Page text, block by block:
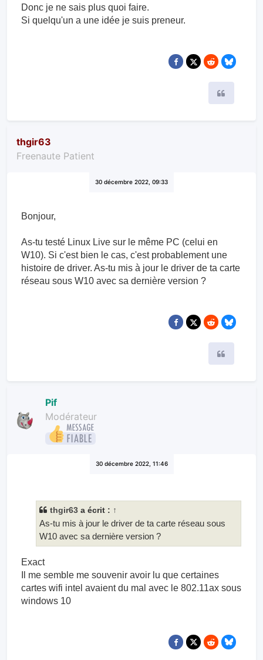
Donc je ne sais plus quoi faire.
Si quelqu'un a une idée je suis preneur.
thgir63
Freenaute Patient
30 décembre 2022, 09:33
Bonjour,
As-tu testé Linux Live sur le même PC (celui en
W10). Si c'est bien le cas, c'est probablement une
histoire de driver. As-tu mis à jour le driver de ta carte
réseau sous W10 avec sa dernière version ?
Pif
Modérateur
30 décembre 2022, 11:46
thgir63 a écrit : ↑
As-tu mis à jour le driver de ta carte réseau sous
W10 avec sa dernière version ?
Exact
Il me semble me souvenir avoir lu que certaines
cartes wifi intel avaient du mal avec le 802.11ax sous
windows 10